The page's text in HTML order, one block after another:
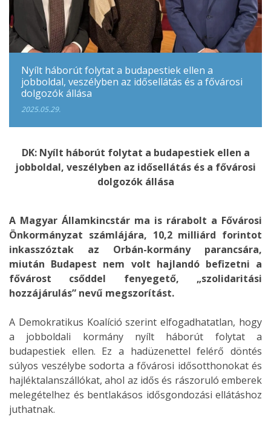
Nyílt háborút folytat a budapestiek ellen a
jobboldal, veszélyben az idősellátás és a fővárosi
dolgozók állása
2025.05.29.
DK: Nyílt háborút folytat a budapestiek ellen a
jobboldal, veszélyben az idősellátás és a fővárosi
dolgozók állása
A Magyar Államkincstár ma is rárabolt a Fővárosi
Önkormányzat számlájára, 10,2 milliárd forintot
inkasszóztak az Orbán-kormány parancsára,
miután Budapest nem volt hajlandó befizetni a
fővárost csőddel fenyegető, „szolidaritási
hozzájárulás” nevű megszorítást.
A Demokratikus Koalíció szerint elfogadhatatlan, hogy
a jobboldali kormány nyílt háborút folytat a
budapestiek ellen. Ez a hadüzenettel felérő döntés
súlyos veszélybe sodorta a fővárosi idősotthonokat és
hajléktalanszállókat, ahol az idős és rászoruló emberek
melegételhez és bentlakásos idősgondozási ellátáshoz
juthatnak.